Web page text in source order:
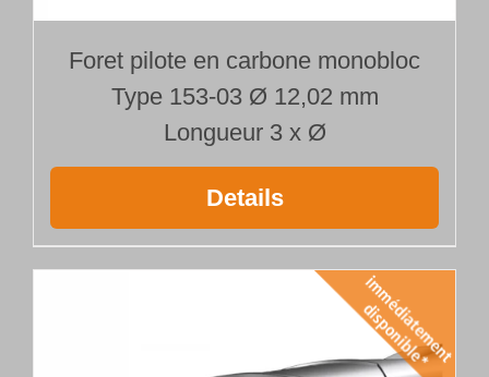
Foret pilote en carbone monobloc
Type 153-03 Ø 12,02 mm
Longueur 3 x Ø
Details